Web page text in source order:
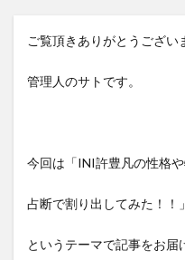
ご覧頂きありがとうござい
管理人のサトです。
今回は「INI許豊凡の性格
占断で割り出してみた！！」
というテーマで記事をお届